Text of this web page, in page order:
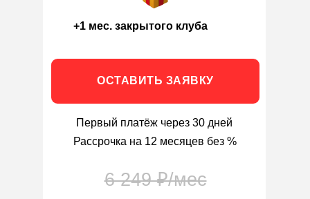
ОСТАВИТЬ ЗАЯВКУ
+1 мес. закрытого клуба
Рассрочка на 12 месяцев без %
Первый платёж через 30 дней
6 249 ₽/мес